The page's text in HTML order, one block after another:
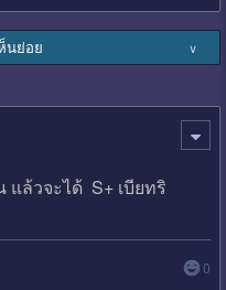
นย่อย ∨
แล้วจะได้ S+ เบียทริ
0